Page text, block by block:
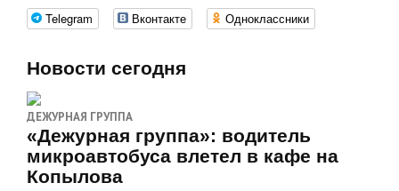
Telegram Вконтакте Одноклассники
Новости сегодня
ДЕЖУРНАЯ ГРУППА
«Дежурная группа»: водитель
микроавтобуса влетел в кафе на
Копылова